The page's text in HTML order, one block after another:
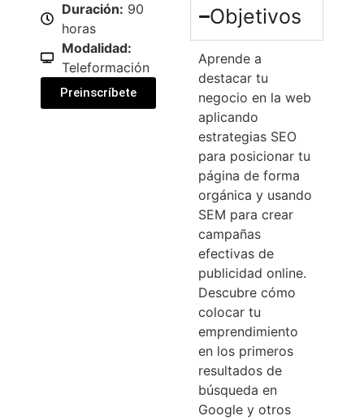
Duración: 90
horas
Modalidad:
Teleformación
Preinscríbete
Objetivos
Aprende a
destacar tu
negocio en la web
aplicando
estrategias SEO
para posicionar tu
página de forma
orgánica y usando
SEM para crear
campañas
efectivas de
publicidad online.
Descubre cómo
colocar tu
emprendimiento
en los primeros
resultados de
búsqueda en
Google y otros